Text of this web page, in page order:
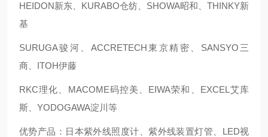
HEIDON新东、KURABO仓纺、SHOWA昭和、THINKY新
基
SURUGA骏河、ACCRETECH東京精密、SANSYO三
商、ITOH伊藤
RKC理化、MACOME码控美、EIWA荣和、EXCEL艾库
斯、YODOGAWA淀川等
优势产品：日本紫外线照度计、紫外线装置灯管、LED视